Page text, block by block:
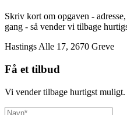
Skriv kort om opgaven -
gang - så vender vi tilbage
Hastings Alle 17, 2670 Greve
Få et tilbud
Vi vender tilbage hurtigst muligt.